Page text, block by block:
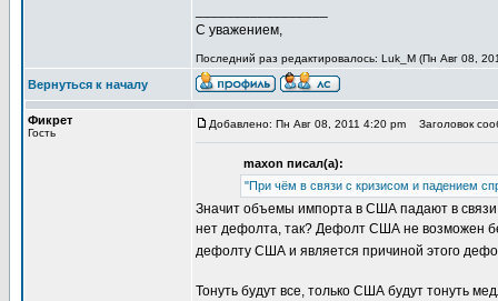
С уважением,
Последний раз редактировалось: Luk_M (Пн Авг 08,
Вернуться к началу
Фикрет
Гость
Добавлено: Пн Авг 08, 2011 4:20 pm Заголовок
maxon писал(а):
"При чём в связи с кризисом и падением
Значит объемы импорта в США падают в связи
нет дефолта, так? Дефолт США не возможен
дефолту США и является причиной этого
Тонуть будут все, только США будут тонуть